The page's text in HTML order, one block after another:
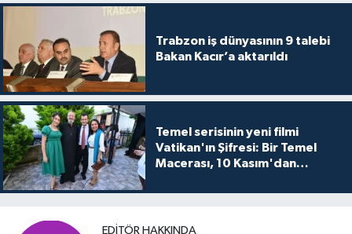
Trabzon iş dünyasının 9 talebi
Bakan Kacır’a aktarıldı
Temel serisinin yeni filmi
Vatikan'ın Şifresi: Bir Temel
Macerası, 10 Kasım'dan
buluşuyo
EDITÖR HAKKINDA